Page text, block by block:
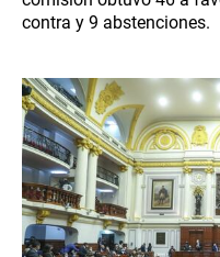
contra y 9 abstenciones.